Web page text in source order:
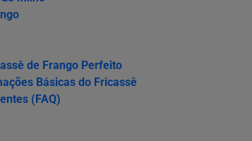
de Frango Perfeito
Básicas do Fricassê
(FAQ)